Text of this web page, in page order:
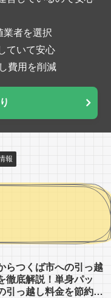
業者を選択
ていて安心
費用を削減
報
らつくば市への引っ越
徹底解説！単身パッ
引っ越し料金を節約す